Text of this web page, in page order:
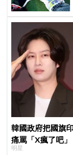
韓國政府把國旗
痛罵「X瘋了吧
明星